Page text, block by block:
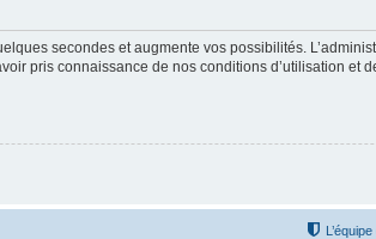
secondes et augmente vos possibilités.
pris connaissance de nos conditions d’utilisation et